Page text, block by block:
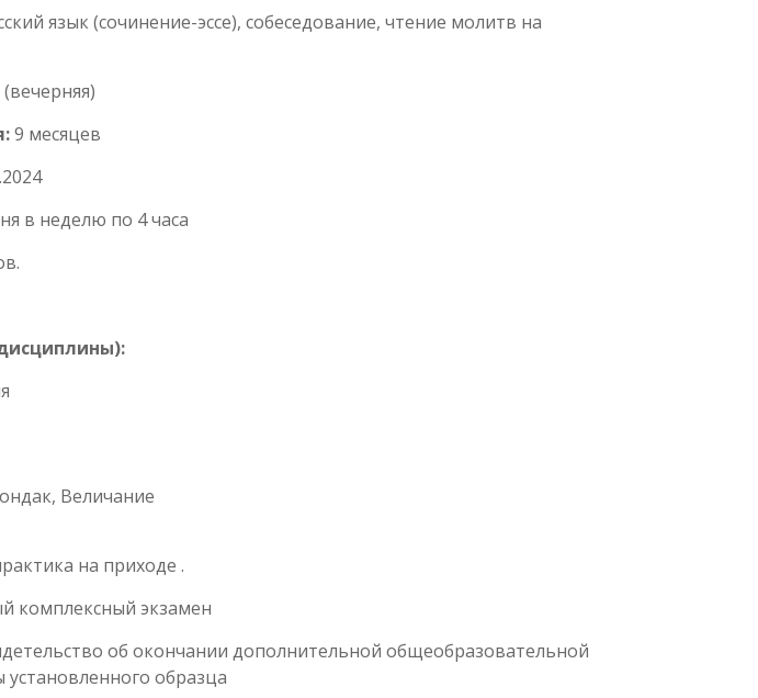
язык (сочинение-эссе), собеседование, чтение молитв на
9 месяцев
в неделю по 4 часа
Величание
на приходе .
комплексный экзамен
об окончании дополнительной общеобразовательной
образца